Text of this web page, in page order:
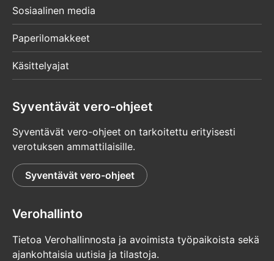
Sosiaalinen media
Paperilomakkeet
Käsittelyajat
Syventävät vero-ohjeet
Syventävät vero-ohjeet on tarkoitettu erityisesti
verotuksen ammattilaisille.
Syventävät vero-ohjeet
Verohallinto
Tietoa Verohallinnosta ja avoimista työpaikoista sekä
ajankohtaisia uutisia ja tilastoja.